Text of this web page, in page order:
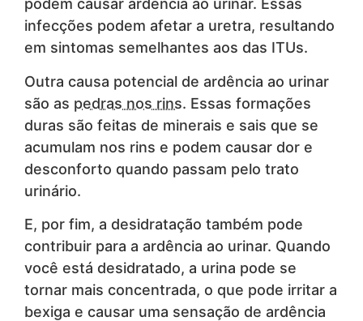
podem causar ardência ao urinar. Essas
infecções podem afetar a uretra, resultando
em sintomas semelhantes aos das ITUs.
Outra causa potencial de ardência ao urinar
são as pedras nos rins. Essas formações
duras são feitas de minerais e sais que se
acumulam nos rins e podem causar dor e
desconforto quando passam pelo trato
urinário.
E, por fim, a desidratação também pode
contribuir para a ardência ao urinar. Quando
você está desidratado, a urina pode se
tornar mais concentrada, o que pode irritar a
bexiga e causar uma sensação de ardência